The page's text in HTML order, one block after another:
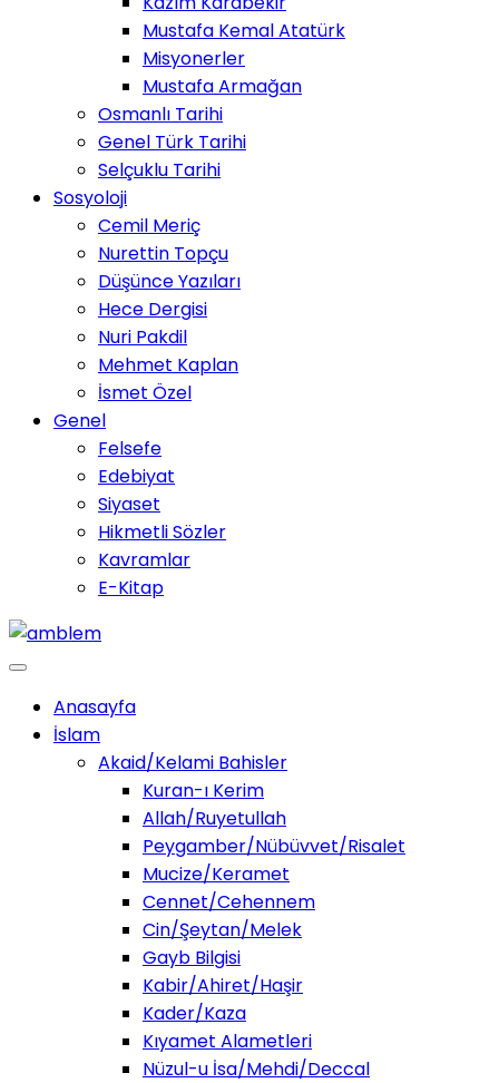
Mustafa Kemal Atatürk
Misyonerler
Mustafa Armağan
Osmanlı Tarihi
Genel Türk Tarihi
Selçuklu Tarihi
Sosyoloji
Cemil Meriç
Nurettin Topçu
Düşünce Yazıları
Hece Dergisi
Nuri Pakdil
Mehmet Kaplan
İsmet Özel
Genel
Felsefe
Edebiyat
Siyaset
Hikmetli Sözler
Kavramlar
E-Kitap
Anasayfa
İslam
Akaid/Kelami Bahisler
Kuran-ı Kerim
Allah/Ruyetullah
Peygamber/Nübüvvet/Risalet
Mucize/Keramet
Cennet/Cehennem
Cin/Şeytan/Melek
Gayb Bilgisi
Kabir/Ahiret/Haşir
Kader/Kaza
Kıyamet Alametleri
Nüzul-u İsa/Mehdi/Deccal